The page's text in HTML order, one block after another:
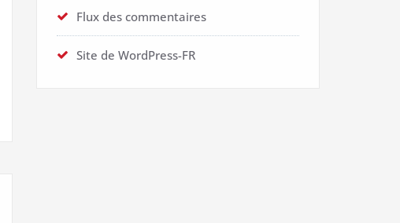
Flux des commentaires
Site de WordPress-FR